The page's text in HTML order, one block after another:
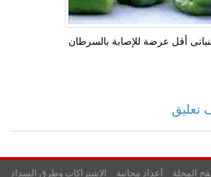
أقل عرضة للإصابة بالسرطان
تعليق
الاشتراكات وطرق السداد أعداد مجانية المجلة